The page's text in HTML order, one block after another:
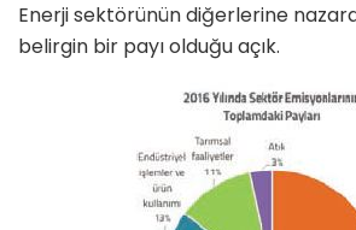
Enerji sektörünün diğerlerine
belirgin bir payı olduğu açık.